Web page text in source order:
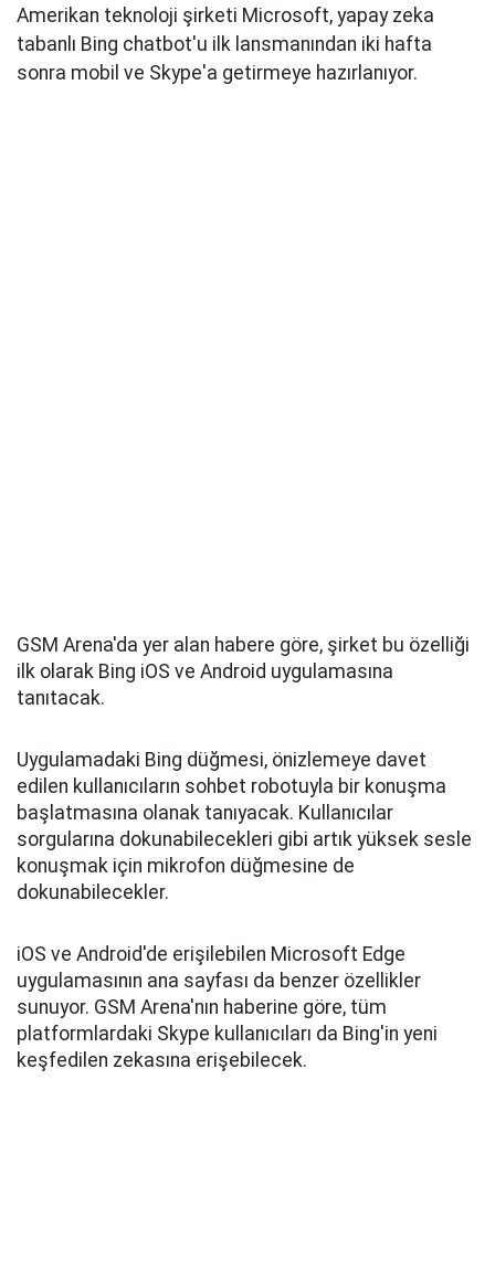
Amerikan teknoloji şirketi Microsoft, yapay zeka
tabanlı Bing chatbot'u ilk lansmanından iki hafta
sonra mobil ve Skype'a getirmeye hazırlanıyor.
GSM Arena'da yer alan habere göre, şirket bu özelliği
ilk olarak Bing iOS ve Android uygulamasına
tanıtacak.
Uygulamadaki Bing düğmesi, önizlemeye davet
edilen kullanıcıların sohbet robotuyla bir konuşma
başlatmasına olanak tanıyacak. Kullanıcılar
sorgularına dokunabilecekleri gibi artık yüksek sesle
konuşmak için mikrofon düğmesine de
dokunabilecekler.
iOS ve Android'de erişilebilen Microsoft Edge
uygulamasının ana sayfası da benzer özellikler
sunuyor. GSM Arena'nın haberine göre, tüm
platformlardaki Skype kullanıcıları da Bing'in yeni
keşfedilen zekasına erişebilecek.